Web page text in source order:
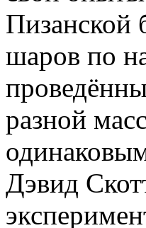
Пизанской
шаров по
разной
Дэвид